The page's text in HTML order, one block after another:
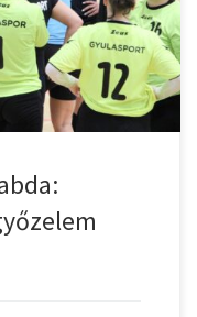
Zsuzsanna (kapus),
[…]